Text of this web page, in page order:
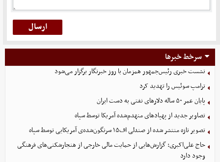
سرخط خبرها
نشست خبری رئیس‌جمهور همزمان با روز خبرنگار برگزار می‌شود
ترامپ سوئیس را تهدید کرد
پایان عمر ۵۰ ساله دلارهای نفتی به دست ایران
تصاویر جدید از پهپادهای منهدم‌شده آمریکا توسط سپاه
تصویر تازه منتشر شده از صندلی اف۱۵ سرنگون‌شده‌ی آمریکایی توسط سپاه
حاج علی‌اکبری: گزارش‌هایی از حمایت مالی خارجی از هنجارشکنی‌های فرهنگی
وجود دارد